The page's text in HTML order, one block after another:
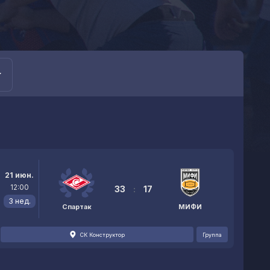
21 июн.
12:00
3 нед.
Спартак
33 : 17
МИФИ
СК Конструктор Группа